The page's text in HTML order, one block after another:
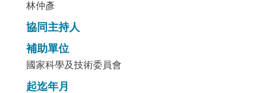
林仲彥
協同主持人
補助單位
國家科學及技術委員會
起迄年月